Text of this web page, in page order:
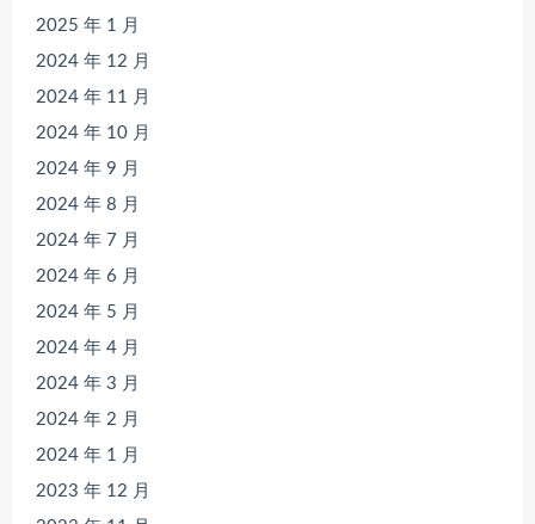
2025 年 1 月
2024 年 12 月
2024 年 11 月
2024 年 10 月
2024 年 9 月
2024 年 8 月
2024 年 7 月
2024 年 6 月
2024 年 5 月
2024 年 4 月
2024 年 3 月
2024 年 2 月
2024 年 1 月
2023 年 12 月